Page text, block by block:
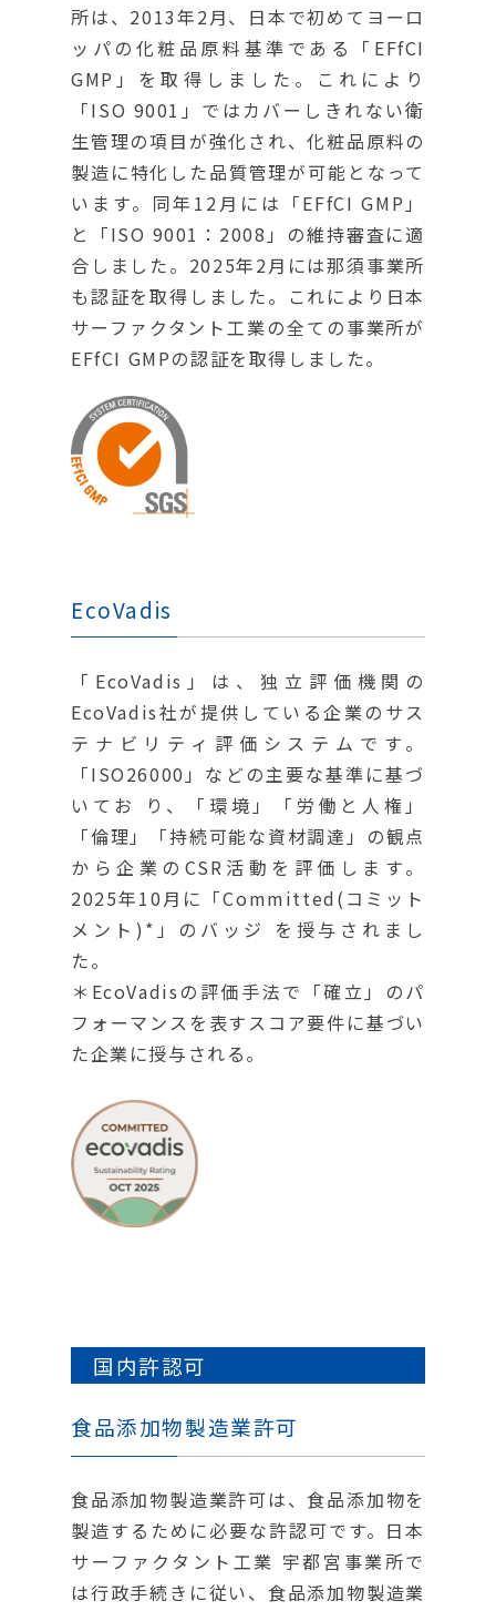
所は、2013年2月、日本で初めてヨーロ
ッパの化粧品原料基準である「EFfCI
GMP」を取得しました。これにより
「ISO 9001」ではカバーしきれない衛
生管理の項目が強化され、化粧品原料の
製造に特化した品質管理が可能となって
います。同年12月には「EFfCI GMP」
と「ISO 9001：2008」の維持審査に適
合しました。2025年2月には那須事業所
も認証を取得しました。これにより日本
サーファクタント工業の全ての事業所が
EFfCI GMPの認証を取得しました。
EcoVadis
「EcoVadis」は、独立評価機関の
EcoVadis社が提供している企業のサス
テナビリティ評価システムです。
「ISO26000」などの主要な基準に基づ
いてお り、「環境」「労働と人権」
「倫理」「持続可能な資材調達」の観点
から企業のCSR活動を評価します。
2025年10月に「Committed(コミット
メント)*」のバッジ を授与されまし
た。
＊EcoVadisの評価手法で「確立」のパ
フォーマンスを表すスコア要件に基づい
た企業に授与される。
国内許認可
食品添加物製造業許可
食品添加物製造業許可は、食品添加物を
製造するために必要な許認可です。日本
サーファクタント工業 宇都宮事業所で
は行政手続きに従い、食品添加物製造業